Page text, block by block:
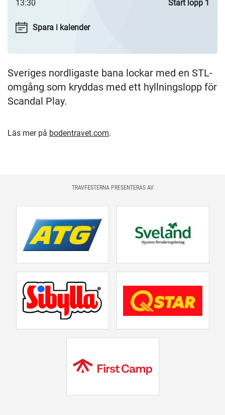
Sveriges nordligaste bana lockar med en STL-
omgång som kryddas med ett hyllningslopp för
Scandal Play.
Läs mer på bodentravet.com.
13:30 Start lopp 1
Spara i kalender
TRAVFESTERNA PRESENTERAS AV